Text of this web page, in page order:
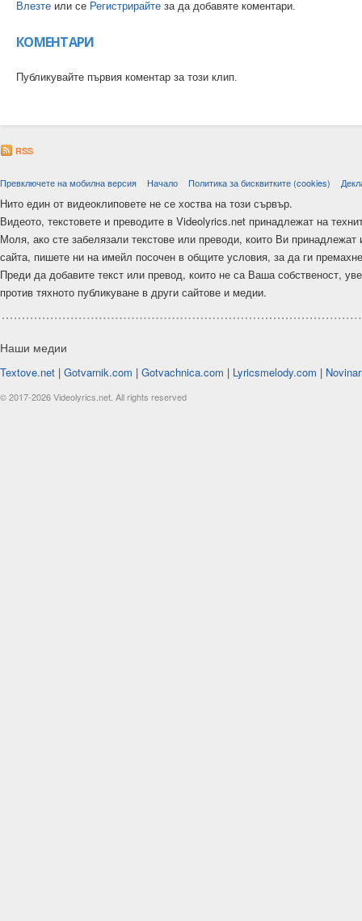
Влезте или се Регистрирайте за да добавяте коментари.
КОМЕНТАРИ
Публикувайте първия коментар за този клип.
RSS
Превключете на мобилна версия Начало Политика за бисквитките (cookies)
Нито един от видеоклиповете не се хоства на този сървър.
Видеото, текстовете и преводите в Videolyrics.net принадлежат на
Моля, ако сте забелязали текстове или преводи, които Ви
сайта, пишете ни на имейл посочен в общите условия, за да ги
Преди да добавите текст или превод, които не са Ваша собственост,
против тяхното публикуване в други сайтове и медии.
Наши медии
Textove.net | Gotvarnik.com | Gotvachnica.com | Lyricsmelody.com |
© 2017-2026 Videolyrics.net. All rights reserved